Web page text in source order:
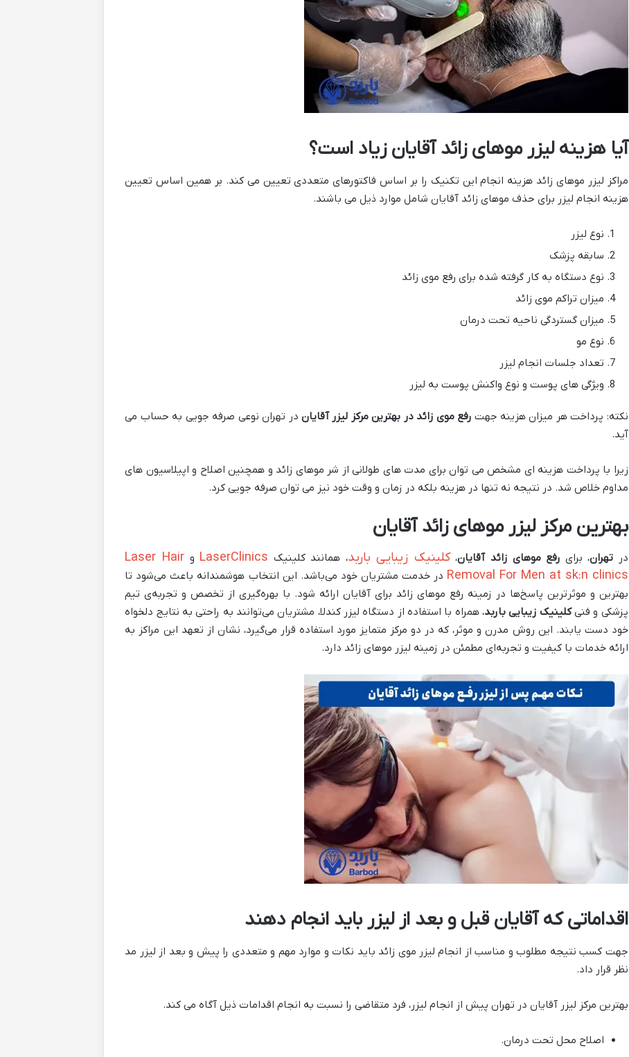
آیا هزینه لیزر موهای زائد آقایان زیاد است؟
مراکز لیزر موهای زائد هزینه انجام این تکنیک را بر اساس فاکتورهای متعددی تعیین می کند. بر همین اساس تعیین
هزینه انجام لیزر برای حذف موهای زائد آقایان شامل موارد ذیل می باشند.
نوع لیزر
سابقه پزشک
نوع دستگاه به کار گرفته شده برای رفع موی زائد
میزان تراکم موی زائد
میزان گستردگی ناحیه تحت درمان
نوع مو
تعداد جلسات انجام لیزر
ویژگی های پوست و نوع واکنش پوست به لیزر
نکته: پرداخت هر میزان هزینه جهت رفع موی زائد در بهترین مرکز لیزر آقایان در تهران نوعی صرفه جویی به حساب می
آید.
زیرا با پرداخت هزینه ای مشخص می توان برای مدت های طولانی از شر موهای زائد و همچنین اصلاح و اپیلاسیون های
مداوم خلاص شد. در نتیجه نه تنها در هزینه بلکه در زمان و وقت خود نیز می توان صرفه جویی کرد.
بهترین مرکز لیزر موهای زائد آقایان
در تهران، برای رفع موهای زائد آقایان،کلینیک زیبایی باربد، همانند کلینیک LaserClinics وLaser Hair
Removal For Men at sk:n clinics در خدمت مشتریان خود می‌باشد. این انتخاب هوشمندانه باعث می‌شود تا
بهترین و موثرترین پاسخ‌ها در زمینه رفع موهای زائد برای آقایان ارائه شود. با بهره‌گیری از تخصص و تجربه‌ی تیم
پزشکی و فنیکلینیک زیبایی باربد، همراه با استفاده از دستگاه لیزر کندلا، مشتریان می‌توانند به راحتی به نتایج دلخواه
خود دست یابند. این روش مدرن و موثر، که در دو مرکز متمایز مورد استفاده قرار می‌گیرد، نشان از تعهد این مراکز به
ارائه خدمات با کیفیت و تجربه‌ای مطمئن در زمینه لیزر موهای زائد دارد.
اقداماتی که آقایان قبل و بعد از لیزر باید انجام دهند
جهت کسب نتیجه مطلوب و مناسب از انجام لیزر موی زائد باید نکات و موارد مهم و متعددی را پیش و بعد از لیزر مد
نظر قرار داد.
بهترین مرکز لیزر آقایان در تهران پیش از انجام لیزر، فرد متقاضی را نسبت به انجام اقدامات ذیل آگاه می کند.
اصلاح محل تحت درمان.